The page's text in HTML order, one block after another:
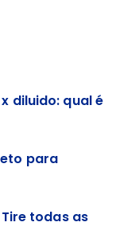
diluido: qual é
para
todas as